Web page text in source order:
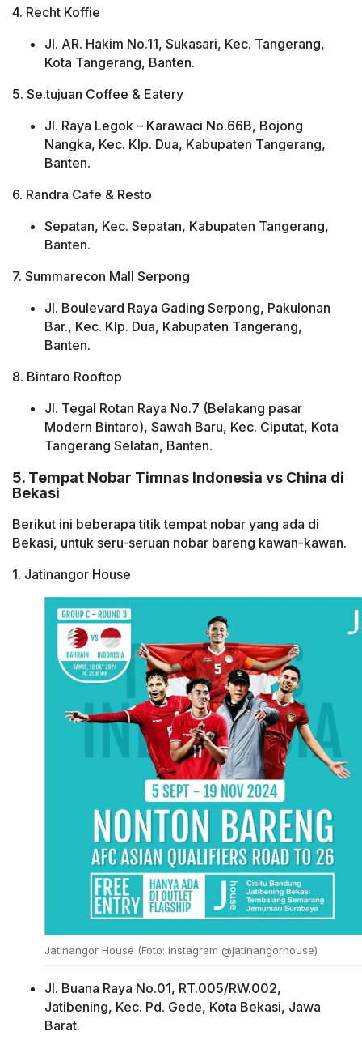
4. Recht Koffie
Jl. AR. Hakim No.11, Sukasari, Kec. Tangerang,
Kota Tangerang, Banten.
5. Se.tujuan Coffee & Eatery
Jl. Raya Legok – Karawaci No.66B, Bojong
Nangka, Kec. Klp. Dua, Kabupaten Tangerang,
Banten.
6. Randra Cafe & Resto
Sepatan, Kec. Sepatan, Kabupaten Tangerang,
Banten.
7. Summarecon Mall Serpong
Jl. Boulevard Raya Gading Serpong, Pakulonan
Bar., Kec. Klp. Dua, Kabupaten Tangerang,
Banten.
8. Bintaro Rooftop
Jl. Tegal Rotan Raya No.7 (Belakang pasar
Modern Bintaro), Sawah Baru, Kec. Ciputat, Kota
Tangerang Selatan, Banten.
5. Tempat Nobar Timnas Indonesia vs China di
Bekasi
Berikut ini beberapa titik tempat nobar yang ada di
Bekasi, untuk seru-seruan nobar bareng kawan-kawan.
1. Jatinangor House
Jatinangor House (Foto: Instagram @jatinangorhouse)
Jl. Buana Raya No.01, RT.005/RW.002,
Jatibening, Kec. Pd. Gede, Kota Bekasi, Jawa
Barat.